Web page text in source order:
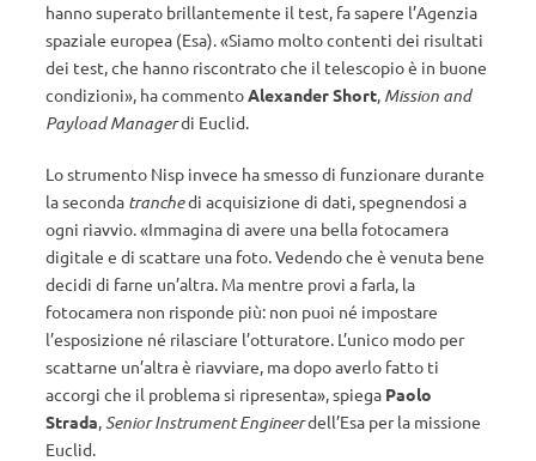
hanno superato brillantemente il test, fa sapere l’Agenzia
spaziale europea (Esa). «Siamo molto contenti dei risultati
dei test, che hanno riscontrato che il telescopio è in buone
condizioni», ha commentoAlexander Short, Mission and
Payload Managerdi Euclid.
Lo strumento Nisp invece ha smesso di funzionare durante
la seconda tranchedi acquisizione di dati, spegnendosi a
ogni riavvio. «Immagina di avere una bella fotocamera
digitale e di scattare una foto. Vedendo che è venuta bene
decidi di farne un’altra. Ma mentre provi a farla, la
fotocamera non risponde più: non puoi né impostare
l’esposizione né rilasciare l’otturatore. L’unico modo per
scattarne un’altra è riavviare, ma dopo averlo fatto ti
accorgi che il problema si ripresenta», spiega Paolo
Strada,Senior Instrument Engineerdell’Esa per la missione
Euclid.